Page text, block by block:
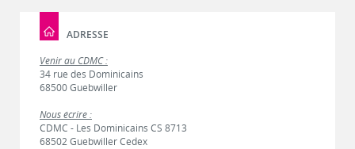
ADRESSE
Venir au CDMC :
34 rue des Dominicains
68500 Guebwiller
Nous écrire :
CDMC - Les Dominicains CS 8713
68502 Guebwiller Cedex